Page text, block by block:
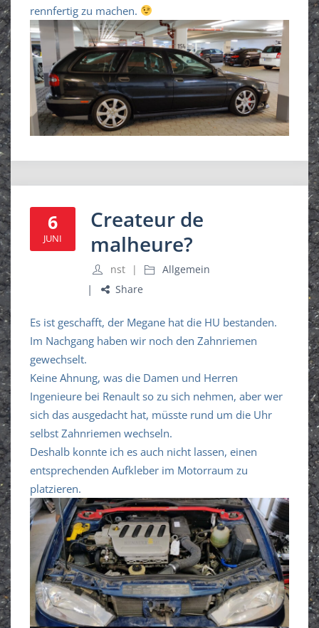
rennfertig zu machen.
6
JUNI
Createur de
malheure?
nst
Allgemein
Share
Es ist geschafft, der Megane hat die HU bestanden.
Im Nachgang haben wir noch den Zahnriemen
gewechselt.
Keine Ahnung, was die Damen und Herren
Ingenieure bei Renault so zu sich nehmen, aber wer
sich das ausgedacht hat, müsste rund um die Uhr
selbst Zahnriemen wechseln.
Deshalb konnte ich es auch nicht lassen, einen
entsprechenden Aufkleber im Motorraum zu
platzieren.